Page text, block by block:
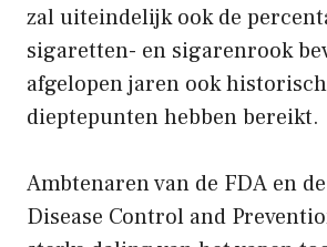
zal uiteindelijk ook de
sigaretten- en sigarenrook
afgelopen jaren ook
dieptepunten hebben bereikt.
Ambtenaren van de FDA en
Disease Control and